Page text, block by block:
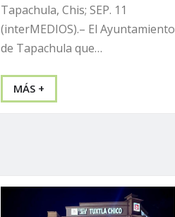
Tapachula, Chis; SEP. 11
(interMEDIOS).– El Ayuntamiento
de Tapachula que…
MÁS +